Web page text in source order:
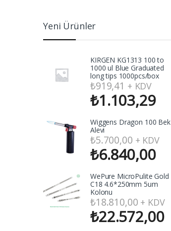
Yeni Ürünler
KIRGEN KG1313 100 to
1000 ul Blue Graduated
long tips 1000pcs/box
₺919,41 + KDV
₺1.103,29
Wiggens Dragon 100 Bek
Alevi
₺5.700,00 + KDV
₺6.840,00
WePure MicroPulite Gold
C18 4.6*250mm 5um
Kolonu
₺18.810,00 + KDV
₺22.572,00